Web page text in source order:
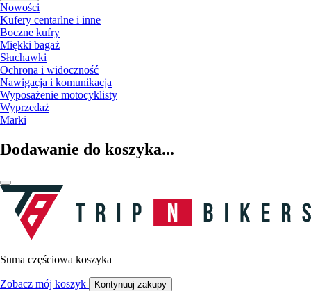
Nowości
Kufery centarlne i inne
Boczne kufry
Miękki bagaż
Słuchawki
Ochrona i widoczność
Nawigacja i komunikacja
Wyposażenie motocyklisty
Wyprzedaż
Marki
Dodawanie do koszyka...
Suma częściowa koszyka
Zobacz mój koszyk Kontynuuj zakupy